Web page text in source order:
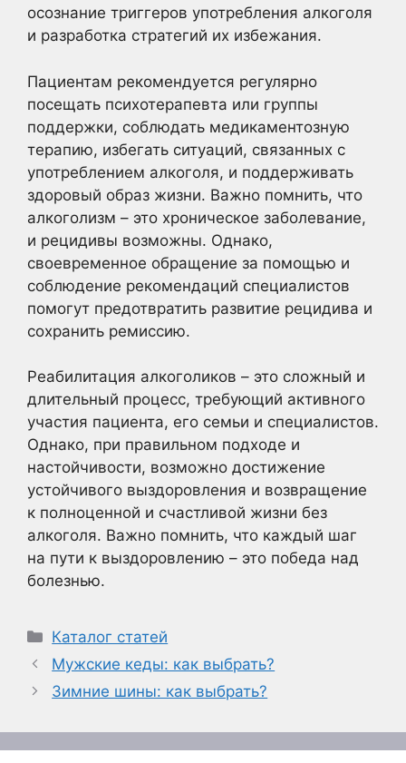
осознание триггеров употребления алкоголя
и разработка стратегий их избежания.
Пациентам рекомендуется регулярно
посещать психотерапевта или группы
поддержки, соблюдать медикаментозную
терапию, избегать ситуаций, связанных с
употреблением алкоголя, и поддерживать
здоровый образ жизни. Важно помнить, что
алкоголизм – это хроническое заболевание,
и рецидивы возможны. Однако,
своевременное обращение за помощью и
соблюдение рекомендаций специалистов
помогут предотвратить развитие рецидива и
сохранить ремиссию.
Реабилитация алкоголиков – это сложный и
длительный процесс, требующий активного
участия пациента, его семьи и специалистов.
Однако, при правильном подходе и
настойчивости, возможно достижение
устойчивого выздоровления и возвращение
к полноценной и счастливой жизни без
алкоголя. Важно помнить, что каждый шаг
на пути к выздоровлению – это победа над
болезнью.
Рубрики
Каталог статей
Мужские кеды: как выбрать?
Зимние шины: как выбрать?